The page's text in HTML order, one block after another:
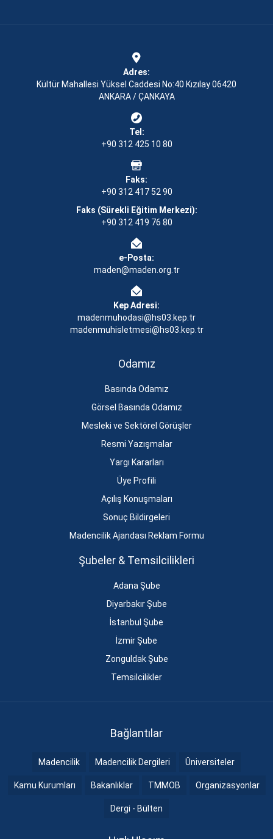
Adres:
Kültür Mahallesi Yüksel Caddesi No:40 Kızılay 06420
ANKARA / ÇANKAYA
Tel:
+90 312 425 10 80
Faks:
+90 312 417 52 90
Faks (Sürekli Eğitim Merkezi):
+90 312 419 76 80
e-Posta:
maden@maden.org.tr
Kep Adresi:
madenmuhodasi@hs03.kep.tr
madenmuhisletmesi@hs03.kep.tr
Odamız
Basında Odamız
Görsel Basında Odamız
Mesleki ve Sektörel Görüşler
Resmi Yazışmalar
Yargı Kararları
Üye Profili
Açılış Konuşmaları
Sonuç Bildirgeleri
Madencilik Ajandası Reklam Formu
Şubeler & Temsilcilikleri
Adana Şube
Diyarbakır Şube
İstanbul Şube
İzmir Şube
Zonguldak Şube
Temsilcilikler
Bağlantılar
Madencilik Madencilik Dergileri Üniversiteler
Kamu Kurumları Bakanlıklar TMMOB Organizasyonlar
Dergi - Bülten